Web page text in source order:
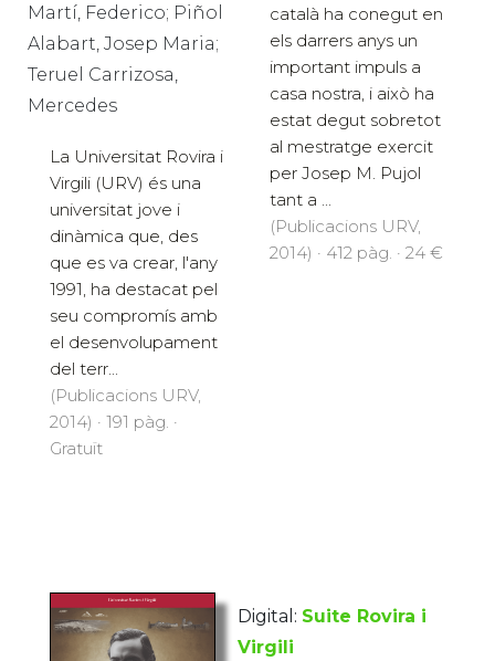
Martí, Federico; Piñol
Alabart, Josep Maria;
Teruel Carrizosa,
Mercedes
La Universitat Rovira i
Virgili (URV) és una
universitat jove i
dinàmica que, des
que es va crear, l'any
1991, ha destacat pel
seu compromís amb
el desenvolupament
del terr...
(Publicacions URV,
2014) · 191 pàg. ·
Gratuït
català ha conegut en
els darrers anys un
important impuls a
casa nostra, i això ha
estat degut sobretot
al mestratge exercit
per Josep M. Pujol
tant a ...
(Publicacions URV,
2014) · 412 pàg. · 24 €
Digital: Suite Rovira i
Virgili